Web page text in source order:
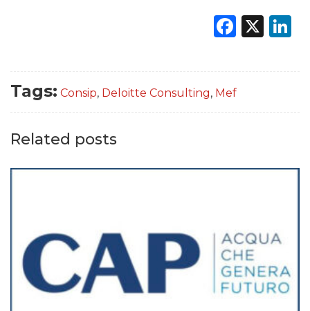
X
Tags: Consip, Deloitte Consulting, Mef
Related posts